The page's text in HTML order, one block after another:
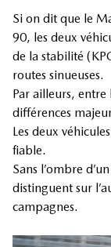
Si on dit que le
90, les deux
de la stabilité
routes sinueuses.
Par ailleurs, entre
différences
Les deux
fiable.
Sans l’ombre
distinguent sur
campagnes.